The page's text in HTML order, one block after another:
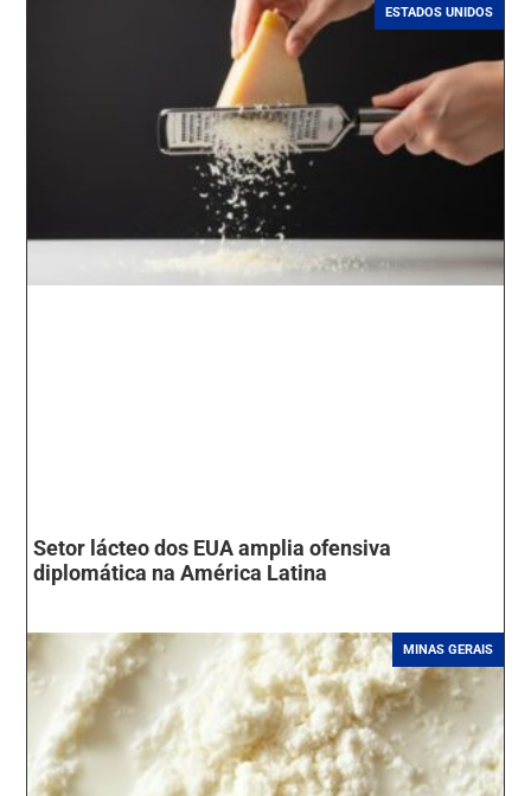
ESTADOS UNIDOS
Setor lácteo dos EUA amplia ofensiva
diplomática na América Latina
MINAS GERAIS